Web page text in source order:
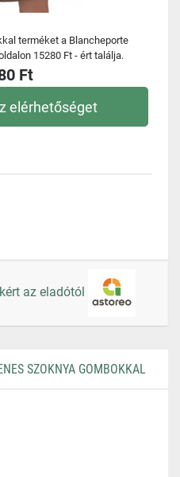
terméket a Blancheporte
15280 Ft - ért találja.
Ft
elérhetőséget
az eladótól
SZOKNYA GOMBOKKAL